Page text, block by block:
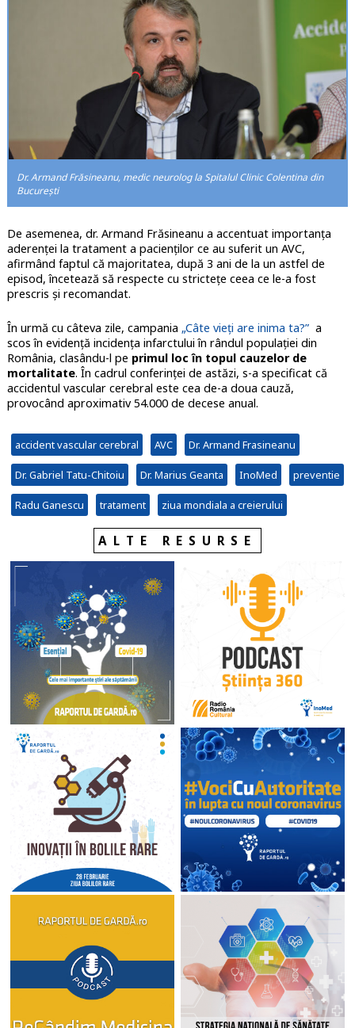
Dr. Armand Frăsineanu, medic neurolog la Spitalul Clinic Colentina din
București
De asemenea, dr. Armand Frăsineanu a accentuat importanța
aderenței la tratament a pacienților ce au suferit un AVC,
afirmând faptul că majoritatea, după 3 ani de la un astfel de
episod, încetează să respecte cu strictețe ceea ce le-a fost
prescris și recomandat.
În urmă cu câteva zile, campania „Câte vieți are inima ta?”a
scos în evidență incidența infarctului în rândul populației din
România, clasându-l pe primul loc în topul cauzelor de
mortalitate. În cadrul conferinței de astăzi, s-a specificat că
accidentul vascular cerebral este cea de-a doua cauză,
provocând aproximativ 54.000 de decese anual.
accident vascular cerebral AVC Dr. Armand Frasineanu
Dr. Gabriel Tatu-Chitoiu Dr. Marius Geanta InoMed preventie
Radu Ganescu tratament ziua mondiala a creierului
ALTE RESURSE